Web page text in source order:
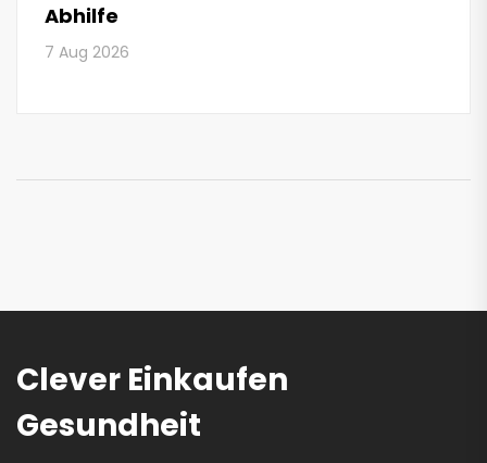
Abhilfe
7 Aug 2026
Clever Einkaufen
Gesundheit